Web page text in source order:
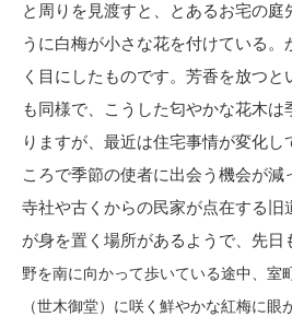
と周りを見渡すと、とあるお宅の庭
うに白梅が小さな花を付けている。
く目にしたものです。芳香を放つ
も同様で、こうした匂やかな花木
りますが、最近は住宅事情が変化し
ころで季節の使者に出会う機会が減
寺社や古くからの民家が点在する旧
が身を置く場所があるようで、先日
野を南に向かって歩いている途中、 室
（世木御堂）に咲く 鮮やかな紅梅に眼